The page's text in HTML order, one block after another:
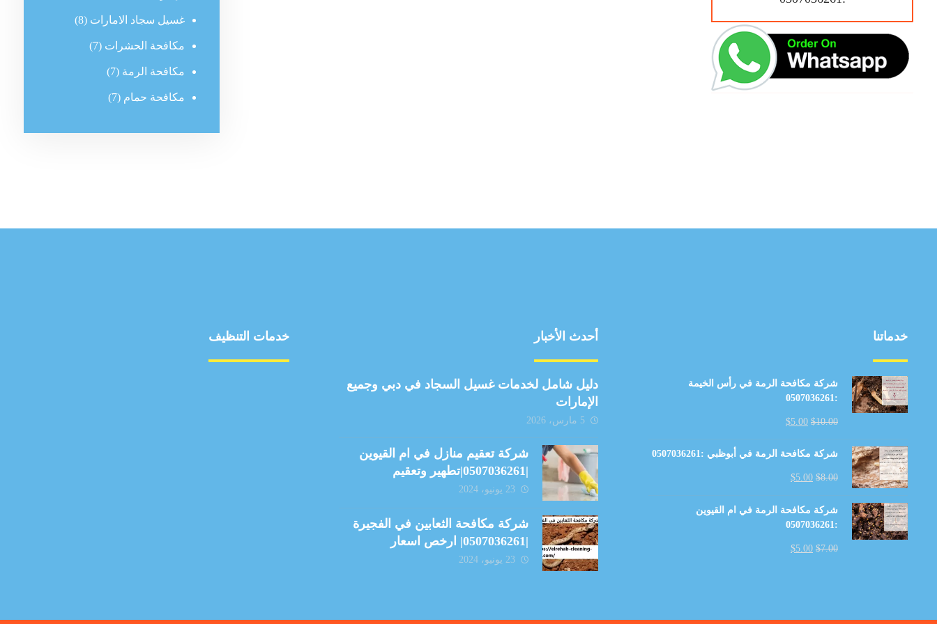
غسيل سجاد الامارات (8)
مكافحة الحشرات (7)
مكافحة الرمة (7)
مكافحة حمام (7)
خدماتنا
شركة مكافحة الرمة في رأس الخيمة
:0507036261
$10.00
$5.00
شركة مكافحة الرمة في أبوظبي :0507036261
$8.00
$5.00
شركة مكافحة الرمة في ام القيوين
:0507036261
$7.00
$5.00
أحدث الأخبار
دليل شامل لخدمات غسيل السجاد في دبي وجميع
الإمارات
5 مارس، 2026
شركة تعقيم منازل في ام القيوين
|0507036261|تطهير وتعقيم
23 يونيو، 2024
شركة مكافحة الثعابين في الفجيرة
|0507036261| ارخص اسعار
23 يونيو، 2024
خدمات التنظيف